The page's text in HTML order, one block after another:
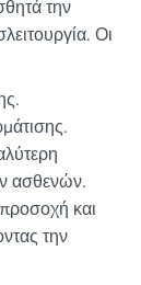
την
Οι
ασθενών.
και
την